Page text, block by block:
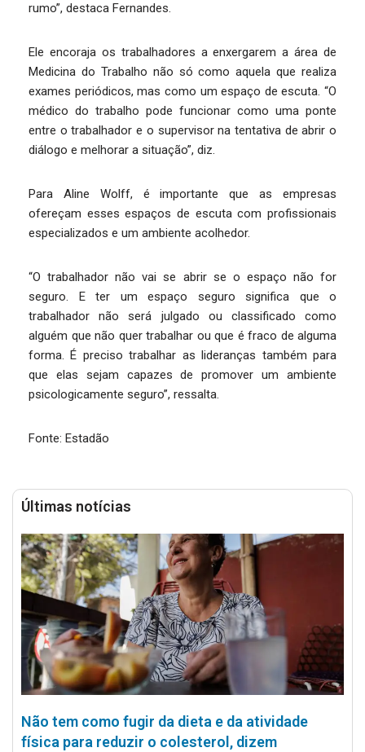
rumo”, destaca Fernandes.
Ele encoraja os trabalhadores a enxergarem a área de
Medicina do Trabalho não só como aquela que realiza
exames periódicos, mas como um espaço de escuta. “O
médico do trabalho pode funcionar como uma ponte
entre o trabalhador e o supervisor na tentativa de abrir o
diálogo e melhorar a situação”, diz.
Para Aline Wolff, é importante que as empresas
ofereçam esses espaços de escuta com profissionais
especializados e um ambiente acolhedor.
“O trabalhador não vai se abrir se o espaço não for
seguro. E ter um espaço seguro significa que o
trabalhador não será julgado ou classificado como
alguém que não quer trabalhar ou que é fraco de alguma
forma. É preciso trabalhar as lideranças também para
que elas sejam capazes de promover um ambiente
psicologicamente seguro”, ressalta.
Fonte: Estadão
Últimas notícias
Não tem como fugir da dieta e da atividade
física para reduzir o colesterol, dizem